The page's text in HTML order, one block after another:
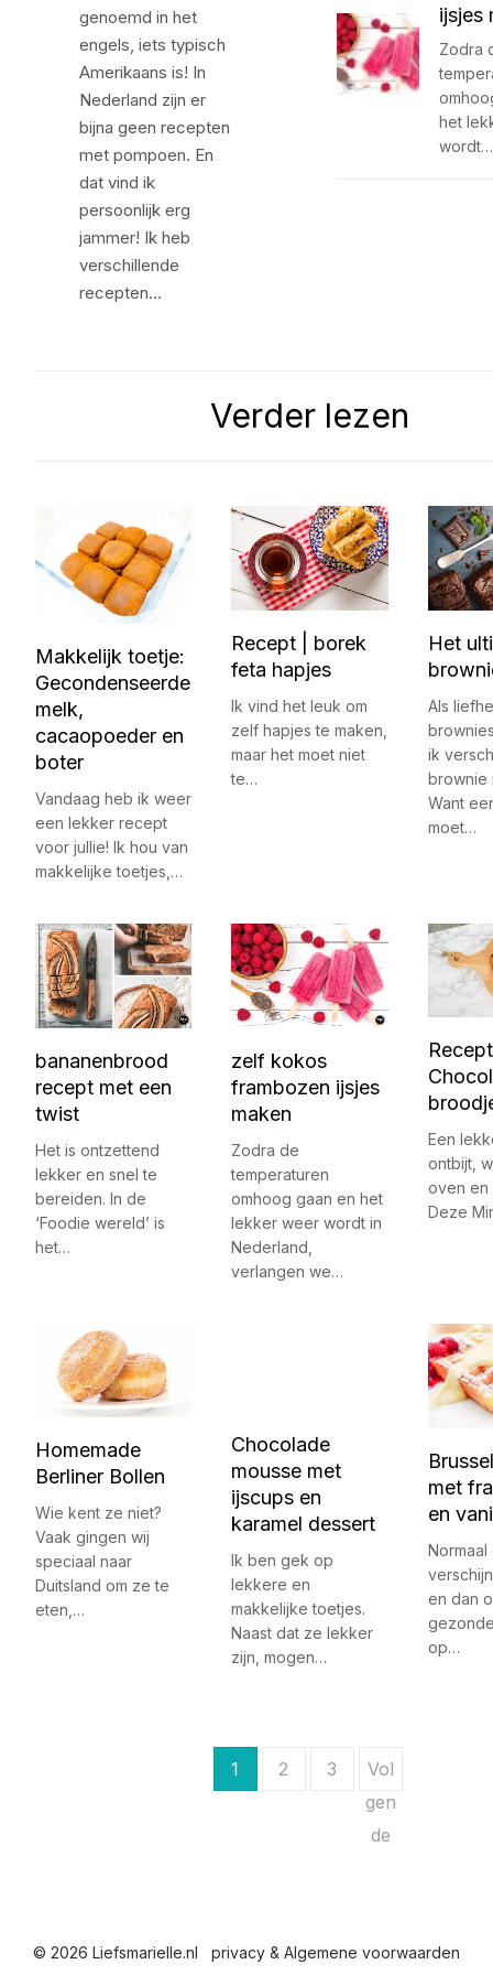
genoemd in het
engels, iets typisch
Amerikaans is! In
Nederland zijn er
bijna geen recepten
met pompoen. En
dat vind ik
persoonlijk erg
jammer! Ik heb
verschillende
recepten…
ijsjes
Zodra
het
wordt…
Verder lezen
Makkelijk toetje:
Gecondenseerde
melk,
cacaopoeder en
boter
Vandaag heb ik weer
een lekker recept
voor jullie! Ik hou van
makkelijke toetjes,…
Recept | borek
feta hapjes
Ik vind het leuk om
zelf hapjes te maken,
maar het moet niet
te…
Het
Als
ik
brownie
Want
moet…
bananenbrood
recept met een
twist
Het is ontzettend
lekker en snel te
bereiden. In de
‘Foodie wereld’ is
het…
zelf kokos
frambozen ijsjes
maken
Zodra de
temperaturen
omhoog gaan en het
lekker weer wordt in
Nederland,
verlangen we…
Een
ontbijt,
oven en
Deze
Homemade
Berliner Bollen
Wie kent ze niet?
Vaak gingen wij
speciaal naar
Duitsland om ze te
eten,…
Chocolade
mousse met
ijscups en
karamel dessert
Ik ben gek op
lekkere en
makkelijke toetjes.
Naast dat ze lekker
zijn, mogen…
met
en
en dan
op…
h
1 2 3
Vol
gen
de
© 2026 Liefsmarielle.nl privacy & Algemene voorwaarden